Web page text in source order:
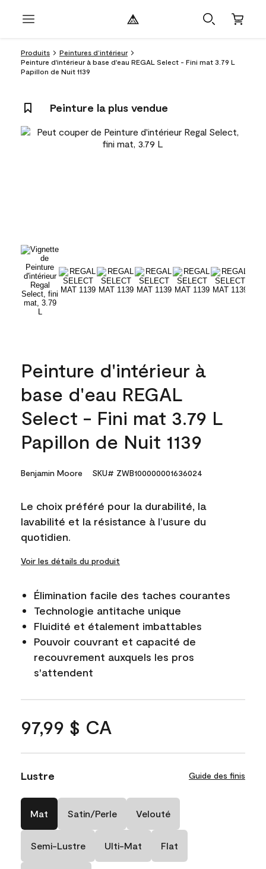
Produits
Peintures d’intérieur
Peinture d'intérieur à base d'eau REGAL Select - Fini mat 3.79 L
Papillon de Nuit 1139
Peinture la plus vendue
Peinture d'intérieur à
base d'eau REGAL
Select - Fini mat 3.79 L
Papillon de Nuit 1139
Benjamin Moore SKU# ZWB100000001636024
Le choix préféré pour la durabilité, la
lavabilité et la résistance à l’usure du
quotidien.
Voir les détails du produit
Élimination facile des taches courantes
Technologie antitache unique
Fluidité et étalement imbattables
Pouvoir couvrant et capacité de
recouvrement auxquels les pros
s'attendent
97,99 $ CA
Lustre Guide des finis
Mat Satin/Perle Velouté
Semi-Lustre Ulti-Mat Flat